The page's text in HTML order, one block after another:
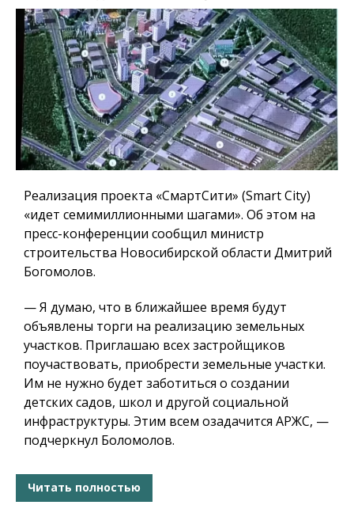
Реализация проекта «СмартСити» (Smart City)
«идет семимиллионными шагами». Об этом на
пресс-конференции сообщил министр
строительства Новосибирской области Дмитрий
Богомолов.
— Я думаю, что в ближайшее время будут
объявлены торги на реализацию земельных
участков. Приглашаю всех застройщиков
поучаствовать, приобрести земельные участки.
Им не нужно будет заботиться о создании
детских садов, школ и другой социальной
инфраструктуры. Этим всем озадачится АРЖС, —
подчеркнул Боломолов.
Читать полностью